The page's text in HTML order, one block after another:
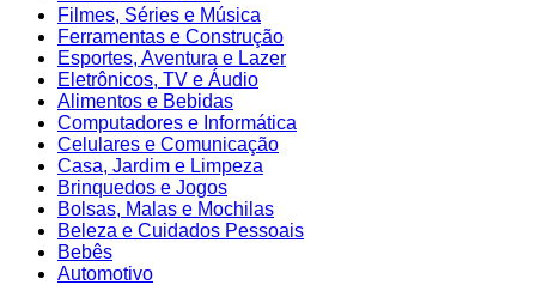
Filmes, Séries e Música
Ferramentas e Construção
Esportes, Aventura e Lazer
Eletrônicos, TV e Áudio
Alimentos e Bebidas
Computadores e Informática
Celulares e Comunicação
Casa, Jardim e Limpeza
Brinquedos e Jogos
Bolsas, Malas e Mochilas
Beleza e Cuidados Pessoais
Bebês
Automotivo